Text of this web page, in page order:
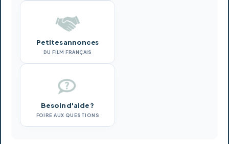
Petites annonces
DU FILM FRANÇAIS
Besoin d'aide ?
FOIRE AUX QUESTIONS